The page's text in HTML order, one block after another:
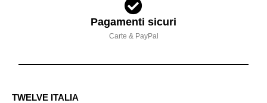
Pagamenti sicuri
Carte & PayPal
TWELVE ITALIA